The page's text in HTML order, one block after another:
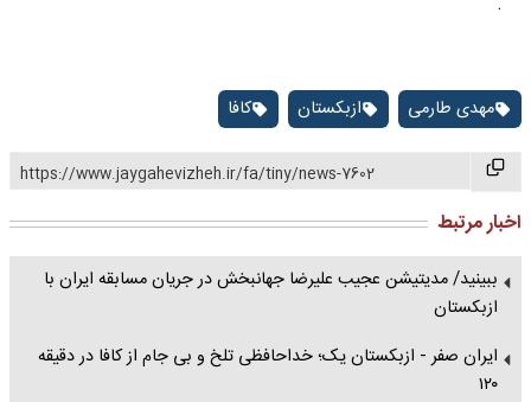
مهدی طارمی ازبکستان کافا
https://www.jaygahevizheh.ir/fa/tiny/news-7602
اخبار مرتبط
ببینید/ مدیتیشن عجیب علیرضا جهانبخش در جریان مسابقه ایران با
ازبکستان
ایران صفر - ازبکستان یک؛ خداحافظی تلخ و بی جام از کافا در دقیقه
۱۲۰